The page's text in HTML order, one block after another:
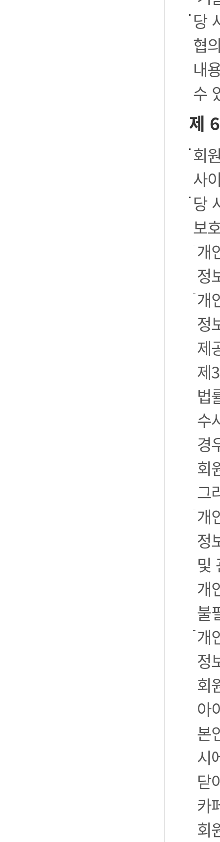
당
협
내
수
제
회
사
당
보
개
정
개
정
제
제
법
수
경
회
그
개
정
및
개
불
개
정
회
아
본
시
닫
카
회